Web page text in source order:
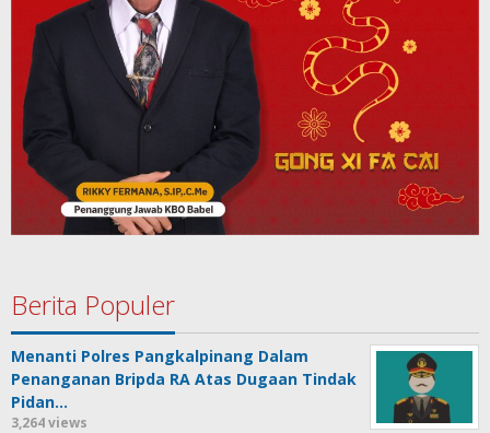
Berita Populer
Menanti Polres Pangkalpinang Dalam
Penanganan Bripda RA Atas Dugaan Tindak
Pidan…
3,264 views